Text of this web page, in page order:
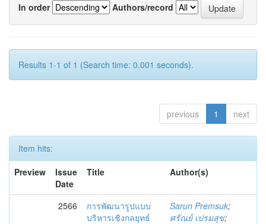
In order
Authors/record
Results 1-1 of 1 (Search time: 0.001 seconds).
previous 1 next
Item hits:
Preview
Issue
Date
Title Author(s)
2566
การพัฒนารูปแบบ
บริหารเชิงกลยุทธ์
Sarun Premsuk;
ศรัณย์ เปรมสุข;